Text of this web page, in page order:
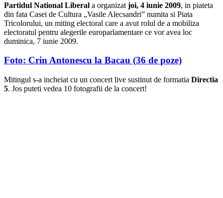
Partidul National Liberal a organizat joi, 4 iunie 2009, in piateta
din fata Casei de Cultura „Vasile Alecsandri” numita si Piata
Tricolorului, un miting electoral care a avut rolul de a mobiliza
electoratul pentru alegerile europarlamentare ce vor avea loc
duminica, 7 iunie 2009.
Foto: Crin Antonescu la Bacau (36 de poze)
Mitingul s-a incheiat cu un concert live sustinut de formatia Directia
5. Jos puteti vedea 10 fotografii de la concert!